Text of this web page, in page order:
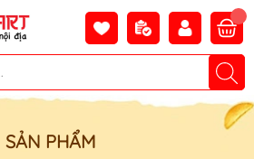
SẢN PHẨM